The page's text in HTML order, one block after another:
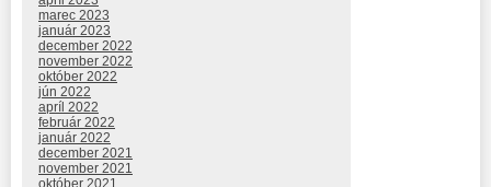
marec 2023
január 2023
december 2022
november 2022
október 2022
jún 2022
apríl 2022
február 2022
január 2022
december 2021
november 2021
október 2021